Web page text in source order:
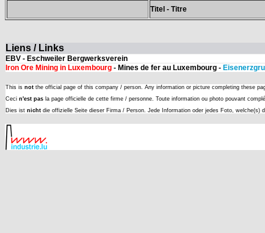
Titel - Titre
Liens / Links
EBV - Eschweiler Bergwerksverein
Iron Ore Mining in Luxembourg - Mines de fer au Luxembourg -
This is not the official page of this company / person. Any information or picture completing these
Ceci n'est pas la page officielle de cette firme / personne. Toute information ou photo pouvant
Dies ist nicht die offizielle Seite dieser Firma / Person. Jede Information oder jedes Foto,